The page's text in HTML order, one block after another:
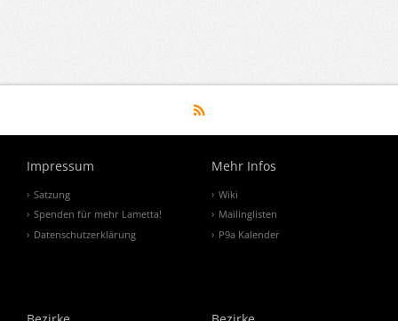
Impressum
Satzung
Spenden für mehr Lametta!
Datenschutzerklärung
Mehr Infos
Wiki
Mailinglisten
P9a Kalender